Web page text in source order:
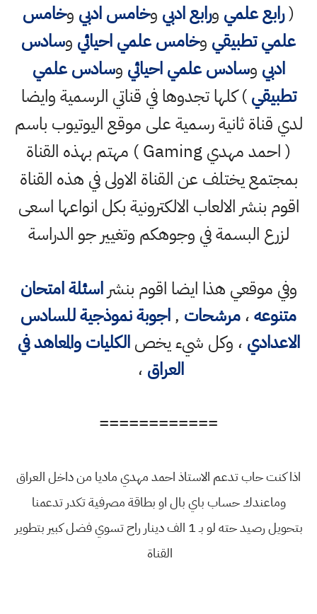
(رابع علمي ورابع ادبي وخامس ادبي وخامس
علمي تطبيقي وخامس علمي احيائي وسادس
ادبي وسادس علمي احيائي وسادس علمي
تطبيقي) كلها تجدوها في قناتي الرسمية وايضا
لدي قناة ثانية رسمية على موقع اليوتيوب باسم
( احمد مهدي Gaming ) مهتم بهذه القناة
بمجتمع يختلف عن القناة الاولى في هذه القناة
اقوم بنشر الالعاب الالكترونية بكل انواعها اسعى
لزرع البسمة في وجوهكم وتغيير جو الدراسة
وفي موقعي هذا ايضا اقوم بنشراسئلة امتحان
متنوعه،مرشحات ,اجوبة نموذجية للسادس
الاعدادي ، وكل شيء يخصالكليات والمعاهد في
العراق ،
============
اذا كنت حاب تدعم الاستاذ احمد مهدي ماديا من داخل العراق
وماعندك حساب باي بال او بطاقة مصرفية تكدر تدعمنا
بتحويل رصيد حته لو بـ 1 الف دينار راح تسوي فضل كبير بتطوير
القناة